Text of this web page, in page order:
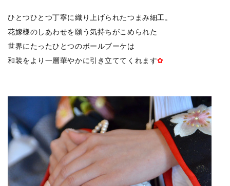
ひとつひとつ丁寧に織り上げられたつまみ細工。
花嫁様のしあわせを願う気持ちがこめられた
世界にたったひとつのボールブーケは
和装をより一層華やかに引き立ててくれます✿